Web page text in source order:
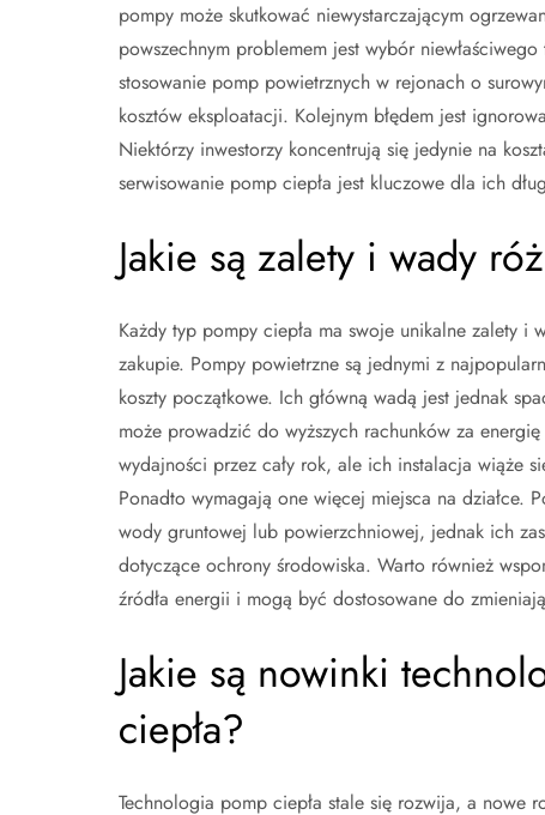
pompy może skutkować niewystarczającym
powszechnym problemem jest wybór
stosowanie pomp powietrznych w rejonach o
kosztów eksploatacji. Kolejnym błędem jest
Niektórzy inwestorzy koncentrują się jedynie na
serwisowanie pomp ciepła jest kluczowe dla ich
Jakie są zalety i wady
Każdy typ pompy ciepła ma swoje unikalne zalety
zakupie. Pompy powietrzne są jednymi z
koszty początkowe. Ich główną wadą jest jednak
może prowadzić do wyższych rachunków za
wydajności przez cały rok, ale ich instalacja wiąże
Ponadto wymagają one więcej miejsca na działce.
wody gruntowej lub powierzchniowej, jednak ich
dotyczące ochrony środowiska. Warto również
źródła energii i mogą być dostosowane do
Jakie są nowinki
ciepła?
Technologia pomp ciepła stale się rozwija, a nowe